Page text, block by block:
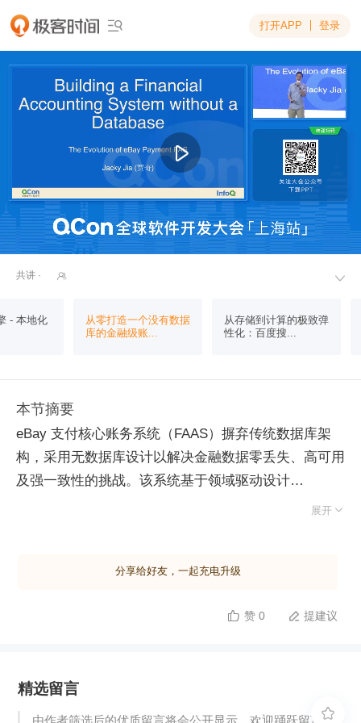
 打开APP 登录

共讲 · 
- 本地化
从零打造一个没有数据
库的金融级账...
从存储到计算的极致弹
性化：百度搜...
本节摘要
eBay 支付核心账务系统（FAAS）摒弃传统数据库架
构，采用无数据库设计以解决金融数据零丢失、高可用
及强一致性的挑战。该系统基于领域驱动设计
（DDD）与事件溯源（Event Sourcing），将计算与存
对性能瓶颈，系统引入批量提交机制解耦状态更新与日
应用循环”与内存状态快速交换技术，将主节点切换后
据持久化至 RocksDB，既控制资源消耗又支持混沌工
程测试，验证了系统在节点频繁故障下的稳定性。此
展开 
分享给好友，一起充电升级
 赞 0  提建议
精选留言
由作者筛选后的优质留言将会公开显示，欢迎踊跃留言。
